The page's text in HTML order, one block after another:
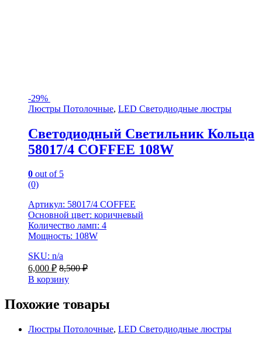
-29%
Люстры Потолочные, LED Светодиодные люстры
Светодиодный Светильник Кольца
58017/4 COFFEE 108W
0 out of 5
(0)
Артикул: 58017/4 COFFEE
Основной цвет: коричневый
Количество ламп: 4
Мощность: 108W
SKU: n/a
6,000 ₽ 8,500₽
В корзину
Похожие товары
Люстры Потолочные, LED Светодиодные люстры